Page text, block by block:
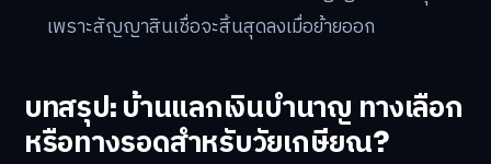
เพราะสัญญาสินเชื่อจะสิ้นสุดลงเมื่อย้ายออก
บทสรุป: บ้านแลกเงินบำนาญ ทางเลือก
หรือทางรอดสำหรับวัยเกษียณ?